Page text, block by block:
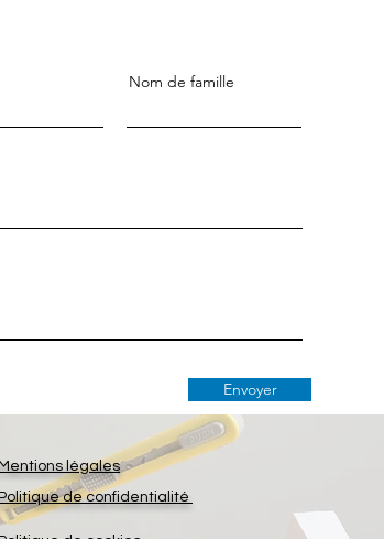
Nom de famille
Envoyer
Mentions légales
Politique de confidentialité